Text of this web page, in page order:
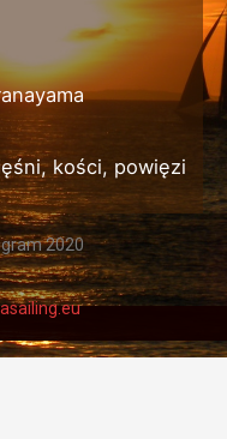
kości, powięzi
2020